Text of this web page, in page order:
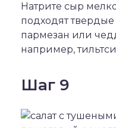
Натрите сыр
подходят
пармезан или
например,
Шаг 9